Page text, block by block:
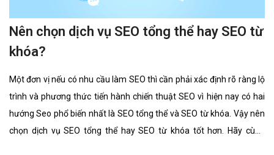
Nên chọn dịch vụ SEO tổng thể hay SEO từ
khóa?
Một đơn vị nếu có nhu cầu làm SEO thì cần phải xác định rõ ràng lộ
trình và phương thức tiến hành chiến thuật SEO vì hiện nay có hai
hướng Seo phổ biến nhất là SEO tổng thể và SEO từ khóa. Vậy nên
chọn dịch vụ SEO tổng thể hay SEO từ khóa tốt hơn. Hãy cùng